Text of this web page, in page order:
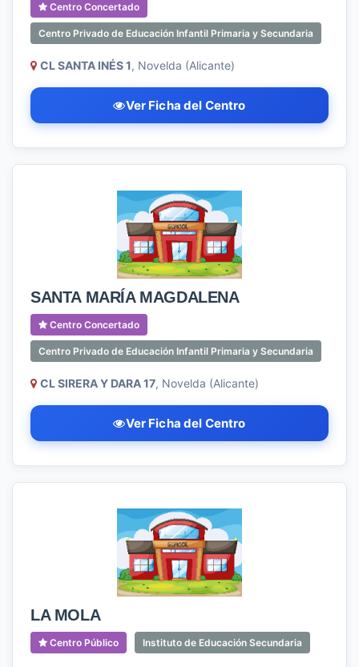
Centro Concertado
Centro Privado de Educación Infantil Primaria y Secundaria
CL SANTA INÉS 1, Novelda (Alicante)
Ver Ficha del Centro
SANTA MARÍA MAGDALENA
Centro Concertado
Centro Privado de Educación Infantil Primaria y Secundaria
CL SIRERA Y DARA 17, Novelda (Alicante)
Ver Ficha del Centro
LA MOLA
Centro Público Instituto de Educación Secundaria